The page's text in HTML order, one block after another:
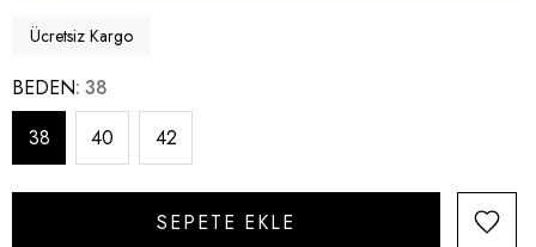
Ücretsiz Kargo
BEDEN 38
38
40 42